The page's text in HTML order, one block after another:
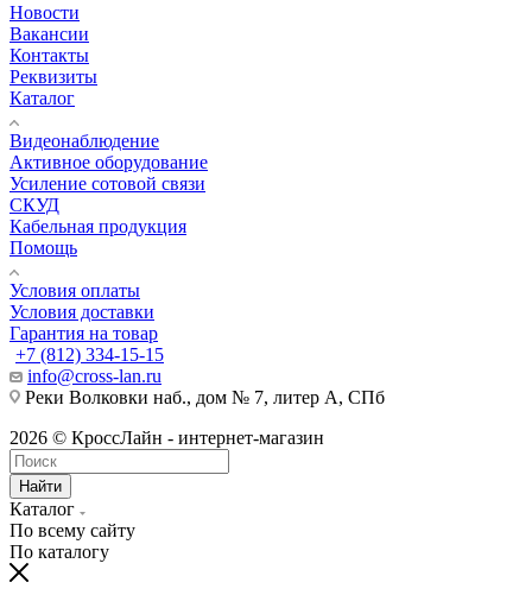
Новости
Вакансии
Контакты
Реквизиты
Каталог
Видеонаблюдение
Активное оборудование
Усиление сотовой связи
СКУД
Кабельная продукция
Помощь
Условия оплаты
Условия доставки
Гарантия на товар
+7 (812) 334-15-15
info@cross-lan.ru
Реки Волковки наб., дом № 7, литер А, СПб
2026 © КроссЛайн - интернет-магазин
Найти
Каталог
По всему сайту
По каталогу